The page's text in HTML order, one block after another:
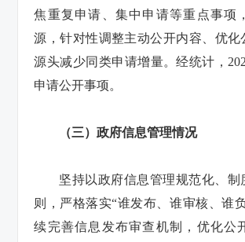
焦重复申请、集中申请等重点事项
源，针对性调整主动公开内容、优化
源头减少同类申请增量。经统计，
申请公开事项。
（三）政府信息管理情况
坚持以政府信息管理规范化、制
则，严格落实“谁发布、谁审核、谁
续完善信息发布审查机制，优化公